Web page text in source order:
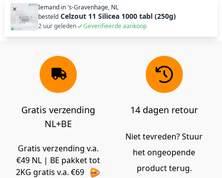
× Iemand in's-Gravenhage, NL
besteld Celzout 11 Silicea 1000 tabl (250g)
2 uur geleden Geverifieerde aankoop
Gratis verzending
NL+BE
Gratis verzending v.a.
€49 NL | BE pakket tot
2KG gratis v.a. €69
14 dagen retour
Niet tevreden? Stuur
het ongeopende
product terug.